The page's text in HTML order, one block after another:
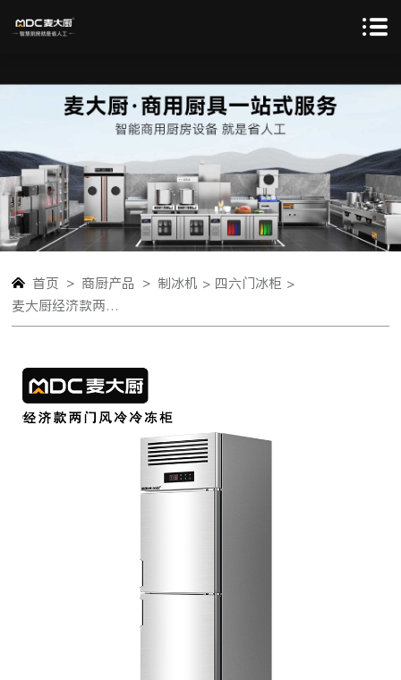
首页 > 商厨产品 > 制冰机 > 四六门冰柜 >
麦大厨经济款两门风冷立式冷冻柜512W